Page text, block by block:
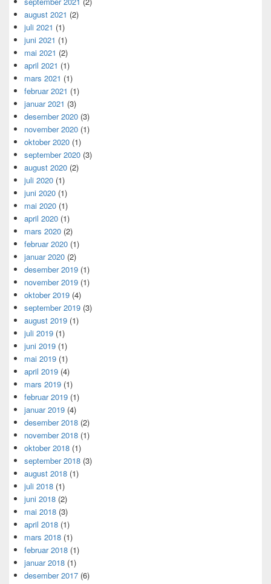
august 2021 (2)
juli 2021 (1)
juni 2021 (1)
mai 2021 (2)
april 2021 (1)
mars 2021 (1)
februar 2021 (1)
januar 2021 (3)
desember 2020 (3)
november 2020 (1)
oktober 2020 (1)
september 2020 (3)
august 2020 (2)
juli 2020 (1)
juni 2020 (1)
mai 2020 (1)
april 2020 (1)
mars 2020 (2)
februar 2020 (1)
januar 2020 (2)
desember 2019 (1)
november 2019 (1)
oktober 2019 (4)
september 2019 (3)
august 2019 (1)
juli 2019 (1)
juni 2019 (1)
mai 2019 (1)
april 2019 (4)
mars 2019 (1)
februar 2019 (1)
januar 2019 (4)
desember 2018 (2)
november 2018 (1)
oktober 2018 (1)
september 2018 (3)
august 2018 (1)
juli 2018 (1)
juni 2018 (2)
mai 2018 (3)
april 2018 (1)
mars 2018 (1)
februar 2018 (1)
januar 2018 (1)
desember 2017 (6)